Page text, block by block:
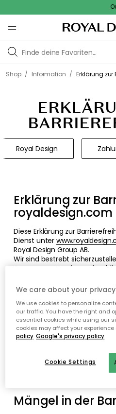
Shop / Information / Erklärung zur
Royal Design
Erklärung zur
royaldesign.com
Diese Erklärung zur
Dienst unter
Royal Design Group AB.
Wir sind bestrebt
Commerce-Service –
zugänglich ist, in
Anforderungen des Gesetzes
von Produkten und
Accessibility Act – EAA).
Wie barrierefrei
Der digitale Dienst ist
Anforderungen der Norm EN
gemäß WCAG 2.2 Level AAA
Mängel in der
We care about your
We use cookies to personalize
our traffic. You have the right and
essential cookies while using our
cookies may affect your experience
policy Google's privacy policy
Cookie Settings